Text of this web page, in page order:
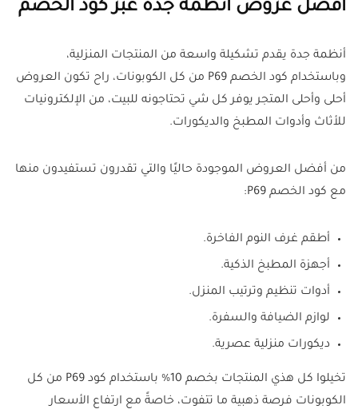
أفضل عروض أنظمة جدة عبر كود الخصم
أنظمة جدة يقدم تشكيلة واسعة من المنتجات المنزلية،
وباستخدام كود الخصم P69 من كل الكوبونات، راح تكون العروض
أحلى وأحلى المتجر يوفر كل شي تحتاجونه للبيت، من الإلكترونيات
للأثاث وأدوات المطبخ والديكورات.
من أفضل العروض الموجودة حاليًا والتي تقدرون تستفيدون منها
مع كود الخصم P69:
أطقم غرف النوم الفاخرة.
أجهزة المطبخ الذكية.
أدوات تنظيم وترتيب المنزل.
لوازم الضيافة والسفرة.
ديكورات منزلية عصرية.
تخيلوا كل هذي المنتجات بخصم 10% باستخدام كود P69 من كل
الكوبونات فرصة ذهبية ما تتفوت، خاصةً مع ارتفاع الأسعار